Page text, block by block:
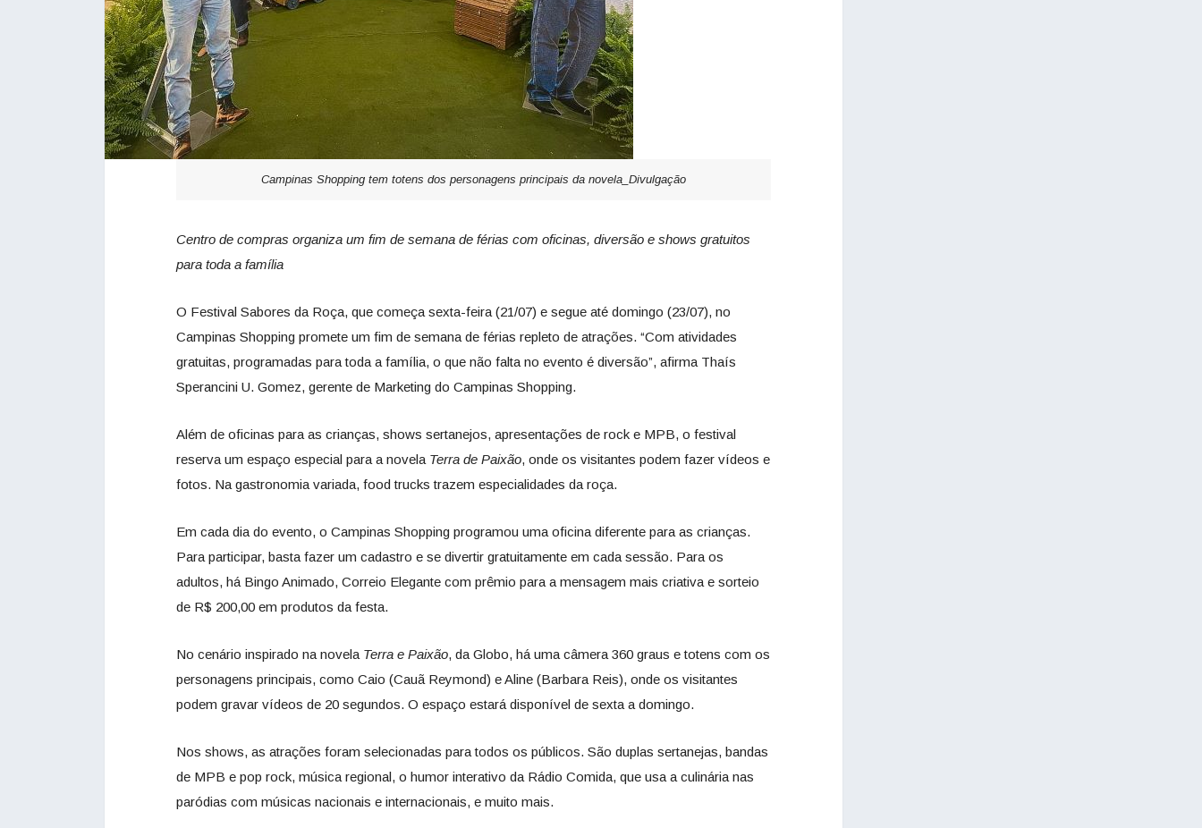
Campinas Shopping tem totens dos personagens principais da novela_Divulgação
Centro de compras organiza um fim de semana de férias com oficinas, diversão e shows gratuitos
para toda a família
O Festival Sabores da Roça, que começa sexta-feira (21/07) e segue até domingo (23/07), no
Campinas Shopping promete um fim de semana de férias repleto de atrações. “Com atividades
gratuitas, programadas para toda a família, o que não falta no evento é diversão”, afirma Thaís
Sperancini U. Gomez, gerente de Marketing do Campinas Shopping.
Além de oficinas para as crianças, shows sertanejos, apresentações de rock e MPB, o festival
reserva um espaço especial para a novela Terra de Paixão, onde os visitantes podem fazer vídeos e
fotos. Na gastronomia variada, food trucks trazem especialidades da roça.
Em cada dia do evento, o Campinas Shopping programou uma oficina diferente para as crianças.
Para participar, basta fazer um cadastro e se divertir gratuitamente em cada sessão. Para os
adultos, há Bingo Animado, Correio Elegante com prêmio para a mensagem mais criativa e sorteio
de R$ 200,00 em produtos da festa.
No cenário inspirado na novela Terra e Paixão, da Globo, há uma câmera 360 graus e totens com os
personagens principais, como Caio (Cauã Reymond) e Aline (Barbara Reis), onde os visitantes
podem gravar vídeos de 20 segundos. O espaço estará disponível de sexta a domingo.
Nos shows, as atrações foram selecionadas para todos os públicos. São duplas sertanejas, bandas
de MPB e pop rock, música regional, o humor interativo da Rádio Comida, que usa a culinária nas
paródias com músicas nacionais e internacionais, e muito mais.